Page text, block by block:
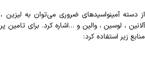
از دسته آمینواسیدهای ضروری می‌توان به لیزین ،
آلانین ، لوسین ، والین و …اشاره کرد. برای
منابع زیر استفاده کرد: